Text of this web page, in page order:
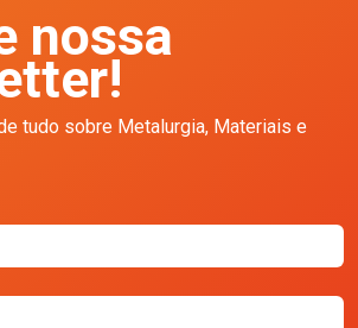
nossa
tudo sobre Metalurgia, Materiais e